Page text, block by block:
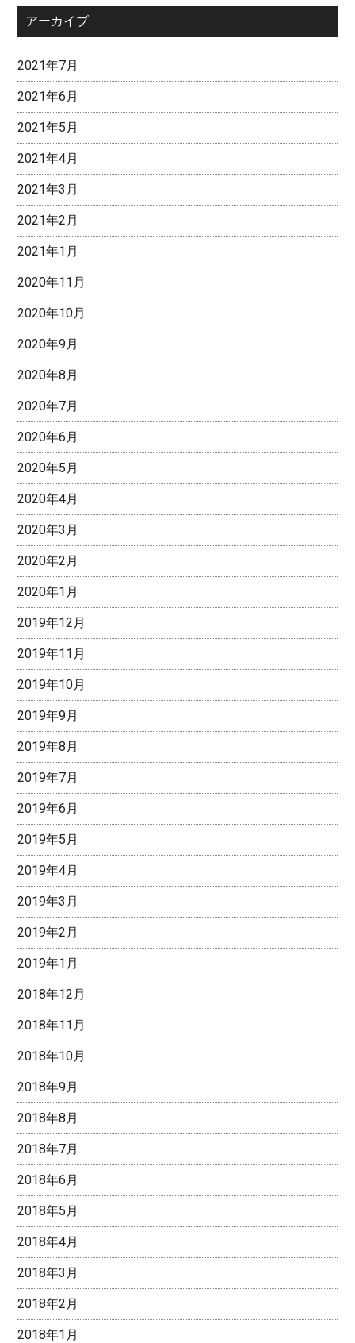
アーカイブ
2021年7月
2021年6月
2021年5月
2021年4月
2021年3月
2021年2月
2021年1月
2020年11月
2020年10月
2020年9月
2020年8月
2020年7月
2020年6月
2020年5月
2020年4月
2020年3月
2020年2月
2020年1月
2019年12月
2019年11月
2019年10月
2019年9月
2019年8月
2019年7月
2019年6月
2019年5月
2019年4月
2019年3月
2019年2月
2019年1月
2018年12月
2018年11月
2018年10月
2018年9月
2018年8月
2018年7月
2018年6月
2018年5月
2018年4月
2018年3月
2018年2月
2018年1月